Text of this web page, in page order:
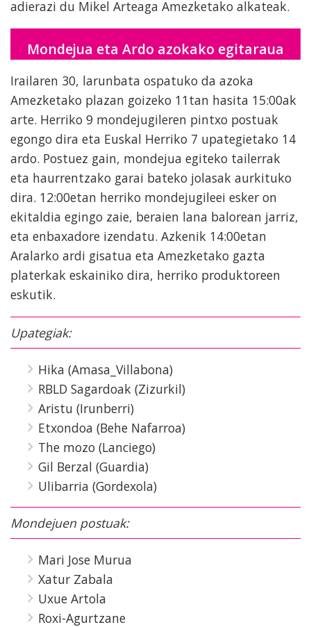
adierazi du Mikel Arteaga Amezketako alkateak.
Mondejua eta Ardo azokako egitaraua
Irailaren 30, larunbata ospatuko da azoka
Amezketako plazan goizeko 11tan hasita 15:00ak
arte. Herriko 9 mondejugileren pintxo postuak
egongo dira eta Euskal Herriko 7 upategietako 14
ardo. Postuez gain, mondejua egiteko tailerrak
eta haurrentzako garai bateko jolasak aurkituko
dira. 12:00etan herriko mondejugileei esker on
ekitaldia egingo zaie, beraien lana balorean jarriz,
eta enbaxadore izendatu. Azkenik 14:00etan
Aralarko ardi gisatua eta Amezketako gazta
platerkak eskainiko dira, herriko produktoreen
eskutik.
Upategiak:
Hika (Amasa_Villabona)
RBLD Sagardoak (Zizurkil)
Aristu (Irunberri)
Etxondoa (Behe Nafarroa)
The mozo (Lanciego)
Gil Berzal (Guardia)
Ulibarria (Gordexola)
Mondejuen postuak:
Mari Jose Murua
Xatur Zabala
Uxue Artola
Roxi-Agurtzane